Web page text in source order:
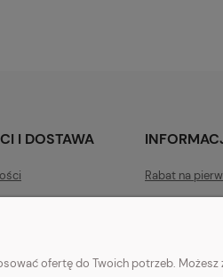
I DOSTAWA
dostawy
Rabat na
Polityka
ofertę do Twoich potrzeb.